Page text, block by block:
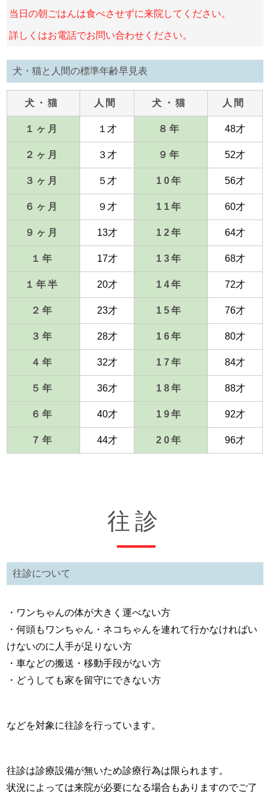
当日の朝ごはんは食べさせずに来院してください。
詳しくはお電話でお問い合わせください。
犬・猫と人間の標準年齢早見表
犬・猫 人間 犬・猫 人間
１ヶ月 １才 ８年 48才
２ヶ月 ３才 ９年 52才
３ヶ月 ５才 10年 56才
６ヶ月 ９才 11年 60才
９ヶ月 13才 12年 64才
１年 17才 13年 68才
１年半 20才 14年 72才
２年 23才 15年 76才
３年 28才 16年 80才
４年 32才 17年 84才
５年 36才 18年 88才
６年 40才 19年 92才
７年 44才 20年 96才
往診
往診について
・ワンちゃんの体が大きく運べない方
・何頭もワンちゃん・ネコちゃんを連れて行かなければい
けないのに人手が足りない方
・車などの搬送・移動手段がない方
・どうしても家を留守にできない方
などを対象に往診を行っています。
往診は診療設備が無いため診療行為は限られます。
状況によっては来院が必要になる場合もありますのでご了